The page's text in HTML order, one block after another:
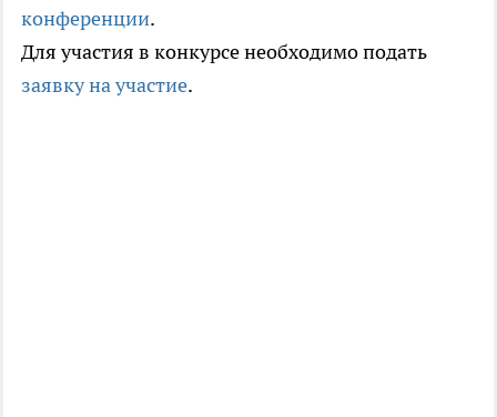
конференции.
Для участия в конкурсе необходимо подать
заявку на участие.